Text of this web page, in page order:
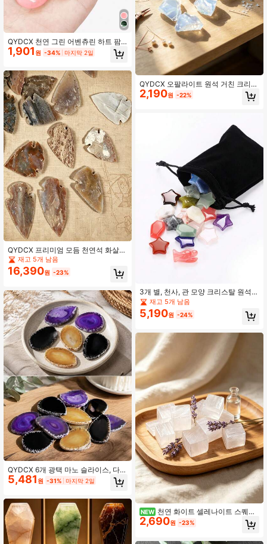
QYDCX 천연 그린 어벤츄린 하트 팜
스톤 레이키 밸런싱 걱정 스톤(1.18인
치)
1,901 원 -34% 마지막 2일
QYDCX 프리미엄 모듬 천연석 화살
촉: DIY 보석 제작, 공예 용품, 사냥 소
품 및 영적 치유 크리스탈에 이상적 -
야외 활동가 및 공예가를 위한 필수품
재고 5개 남음
16,390원 -23%
QYDCX 6개 광택 마노 슬라이스, 다양
한 크기와 색상의 드릴링되지 않은 마
노 지오드 펜던트, 홈 룸 장식용 비대
장식
5,481 원 -31% 마지막 2일
QYDCX 오팔라이트 원석 거친 크리스
탈 스톤, 중량 판매, 불규칙한 힐링 보
석, 레이키 명상용, DIY 주얼리 공예 장
2,190원 -22%
3개 별, 천사, 관 모양 크리스탈 원석
벌크, 작은 광택 혼합 걱정 돌, 명상, 에
너지 레이키, 기분 균형, DIY 공예, 자
수정 보석 제작 및 선물을 위한 미니
재고 5개 남음
5,190원 -24%
NEW 천연 화이트 셀레나이트 스퀘어
슬랩, 거친 힐링 크리스탈 블록, 레이
키 에너지 미네랄 스톤, 명상용, 영적
2,690원 -23%